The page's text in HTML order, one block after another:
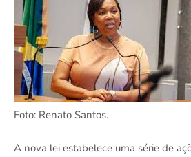
Foto: Renato Santos.
A nova lei estabelece uma série de